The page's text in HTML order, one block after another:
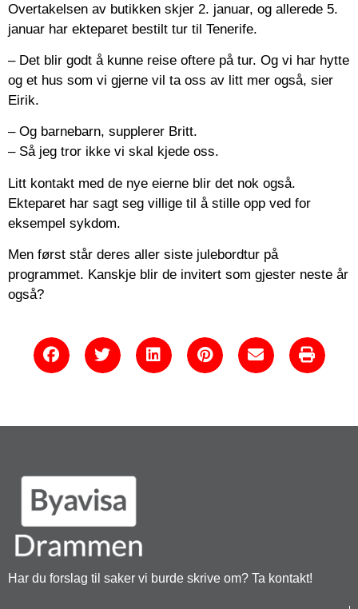
Overtakelsen av butikken skjer 2. januar, og allerede 5.
januar har ekteparet bestilt tur til Tenerife.
– Det blir godt å kunne reise oftere på tur. Og vi har hytte
og et hus som vi gjerne vil ta oss av litt mer også, sier
Eirik.
– Og barnebarn, supplerer Britt.
– Så jeg tror ikke vi skal kjede oss.
Litt kontakt med de nye eierne blir det nok også.
Ekteparet har sagt seg villige til å stille opp ved for
eksempel sykdom.
Men først står deres aller siste julebordtur på
programmet. Kanskje blir de invitert som gjester neste år
også?
Har du forslag til saker vi burde skrive om? Ta kontakt!